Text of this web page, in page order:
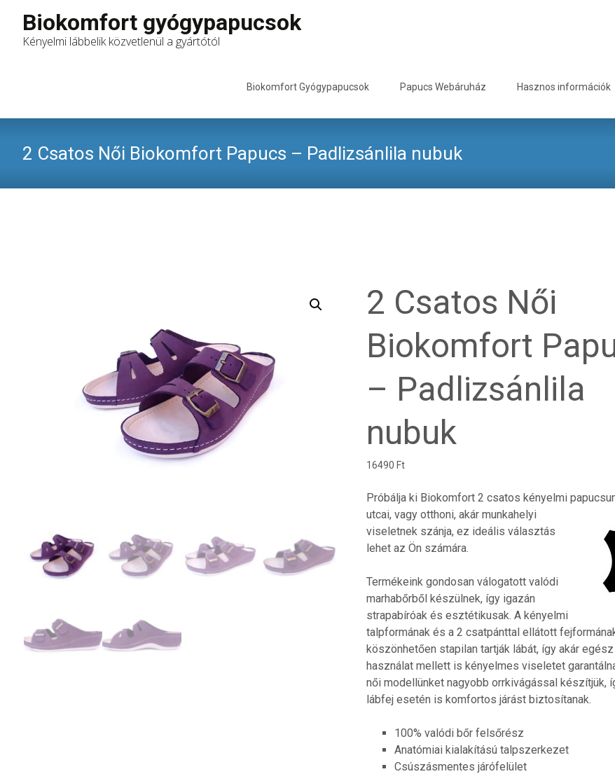
Biokomfort gyógypapucsok
Kényelmi lábbelik közvetlenül a gyártótól
Biokomfort Gyógypapucsok Papucs Webáruház Hasznos információk
2 Csatos Női Biokomfort Papucs – Padlizsánlila nubuk
2 Csatos Női
Biokomfort
– Padlizsánlila
nubuk
16490 Ft
Próbálja ki Biokomfort 2 csatos kényelmi
utcai, vagy otthoni, akármunkahelyi
viseletnek szánja, ez ideális választás
lehet az Ön számára.
Termékeink gondosan válogatott valódi
marhabőrből készülnek, így igazán
strapabíróak és esztétikusak. A kényelmi
talpformának és a 2 csatpánttal ellátott
köszönhetően stapilan tartják lábát, így akár
használat mellett is kényelmes viseletet
női modellünket nagyobb orrkivágással készítjük,
lábfej esetén is komfortos járást biztosítanak.
100% valódi bőr felsőrész
Anatómiai kialakítású talpszerkezet
Csúszásmentes járófelület